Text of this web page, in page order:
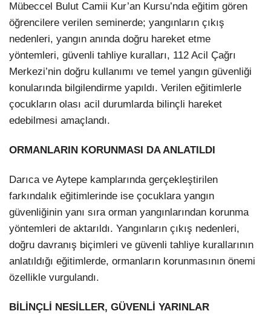
Mübeccel Bulut Camii Kur’an Kursu’nda eğitim gören
öğrencilere verilen seminerde; yangınların çıkış
nedenleri, yangın anında doğru hareket etme
yöntemleri, güvenli tahliye kuralları, 112 Acil Çağrı
Merkezi’nin doğru kullanımı ve temel yangın güvenliği
konularında bilgilendirme yapıldı. Verilen eğitimlerle
çocukların olası acil durumlarda bilinçli hareket
edebilmesi amaçlandı.
ORMANLARIN KORUNMASI DA ANLATILDI
Darıca ve Aytepe kamplarında gerçekleştirilen
farkındalık eğitimlerinde ise çocuklara yangın
güvenliğinin yanı sıra orman yangınlarından korunma
yöntemleri de aktarıldı. Yangınların çıkış nedenleri,
doğru davranış biçimleri ve güvenli tahliye kurallarının
anlatıldığı eğitimlerde, ormanların korunmasının önemi
özellikle vurgulandı.
BİLİNÇLİ NESİLLER, GÜVENLİ YARINLAR